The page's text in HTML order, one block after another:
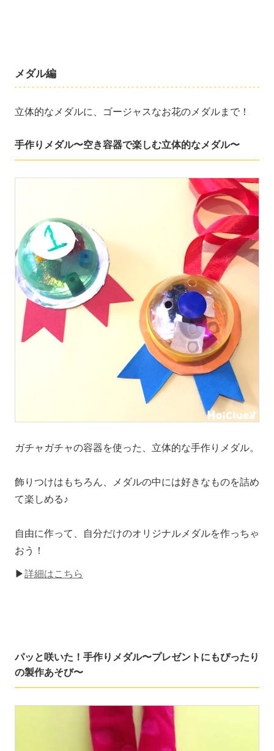
メダル編
立体的なメダルに、ゴージャスなお花のメダルまで！
手作りメダル〜空き容器で楽しむ立体的なメダル〜
ガチャガチャの容器を使った、立体的な手作りメダル。
飾りつけはもちろん、メダルの中には好きなものを詰め
て楽しめる♪
自由に作って、自分だけのオリジナルメダルを作っちゃ
おう！
▶詳細はこちら
パッと咲いた！手作りメダル〜プレゼントにもぴったり
の製作あそび〜